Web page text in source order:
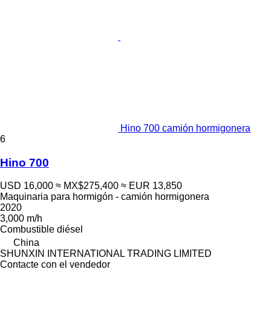
Hino 700 camión hormigonera
6
Hino 700
USD 16,000 ≈ MX$275,400 ≈ EUR 13,850
Maquinaria para hormigón - camión hormigonera
2020
3,000 m/h
Combustible diésel
China
SHUNXIN INTERNATIONAL TRADING LIMITED
Contacte con el vendedor